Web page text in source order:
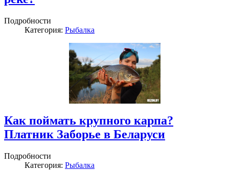
Подробности
Категория: Рыбалка
Как поймать крупного карпа?
Платник Заборье в Беларуси
Подробности
Категория: Рыбалка